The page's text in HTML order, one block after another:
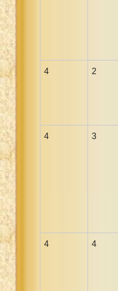
4 2
4 3
4 4